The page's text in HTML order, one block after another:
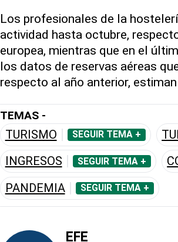
Los profesionales de la
actividad hasta octubre,
europea, mientras que en el
los datos de reservas aéreas
respecto al año anterior,
TEMAS -
TURISMO SEGUIR TEMA +
INGRESOS SEGUIR TEMA +
PANDEMIA SEGUIR TEMA +
EFE